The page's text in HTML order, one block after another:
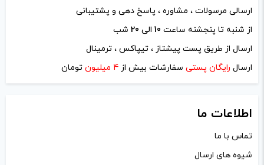
ارسالی مرسولات ، مشاوره ، پاسخ دهی و پشتیبانی
از شنبه تا پنجشنه ساعت 10 الی 20 شب
ارسال از طریق پست پیشتاز ، تیپاکس ، ترمینال
ارسال رایگان پستی سفارشات بیش از 4 میلیون تومان
اطلاعات ما
تماس با ما
شیوه های ارسال